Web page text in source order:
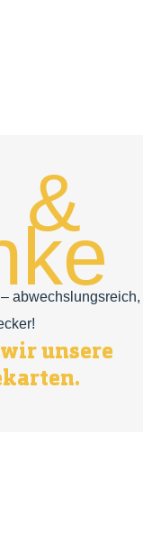
&
abwechslungsreich,
unsere